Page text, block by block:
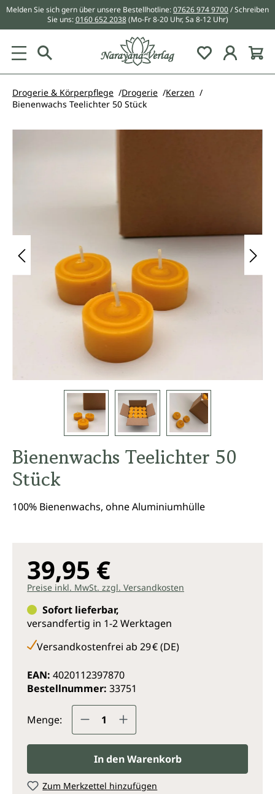
springen
Melden Sie sich gern über unsere Bestellhotline:07626 974 9700/ Schreiben
Sie uns:0160 652 2038 (Mo-Fr 8-20 Uhr, Sa 8-12 Uhr)
Du hast 0
Drogerie & Körperpflege Drogerie
Kerzen
Bienenwachs Teelichter 50 Stück
Bienenwachs Teelichter 50
Stück
100% Bienenwachs, ohne Aluminiumhülle
39,95 €
Preise inkl. MwSt. zzgl. Versandkosten
Sofort lieferbar,
versandfertig in 1-2 Werktagen
Versandkostenfrei ab 29 € (DE)
EAN: 4020112397870
Bestellnummer: 33751
Menge: Produkt Anzahl: Gib den
In den Warenkorb
Zum Merkzettel hinzufügen